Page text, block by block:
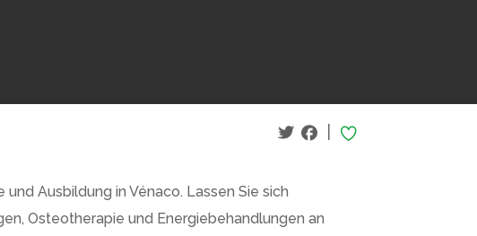
|
Ausbildung in Vénaco. Lassen Sie sich
Osteotherapie und Energiebehandlungen an